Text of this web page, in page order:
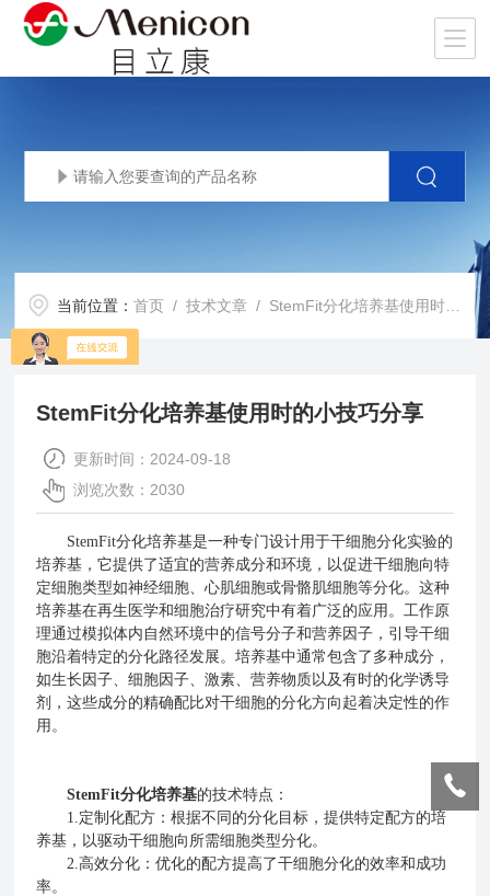
当前位置：首页 /技术文章 / StemFit分化培养基使用时的小技巧分享
StemFit分化培养基使用时的小技巧分享
更新时间：2024-09-18
浏览次数：2030
StemFit分化培养基是一种专门设计用于干细胞分化实验的
培养基，它提供了适宜的营养成分和环境，以促进干细胞向特
定细胞类型如神经细胞、心肌细胞或骨骼肌细胞等分化。这种
培养基在再生医学和细胞治疗研究中有着广泛的应用。工作原
理通过模拟体内自然环境中的信号分子和营养因子，引导干细
胞沿着特定的分化路径发展。培养基中通常包含了多种成分，
如生长因子、细胞因子、激素、营养物质以及有时的化学诱导
剂，这些成分的精确配比对干细胞的分化方向起着决定性的作
用。
StemFit分化培养基的技术特点：
1.定制化配方：根据不同的分化目标，提供特定配方的培
养基，以驱动干细胞向所需细胞类型分化。
2.高效分化：优化的配方提高了干细胞分化的效率和成功
率。